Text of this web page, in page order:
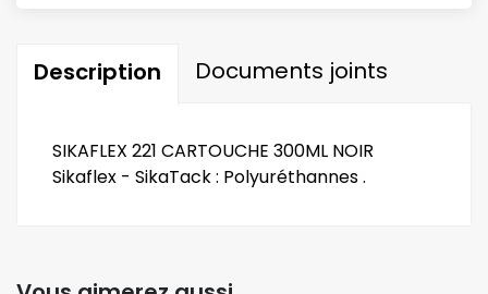
Description Documents joints
SIKAFLEX 221 CARTOUCHE 300ML NOIR
Sikaflex - SikaTack : Polyuréthannes .